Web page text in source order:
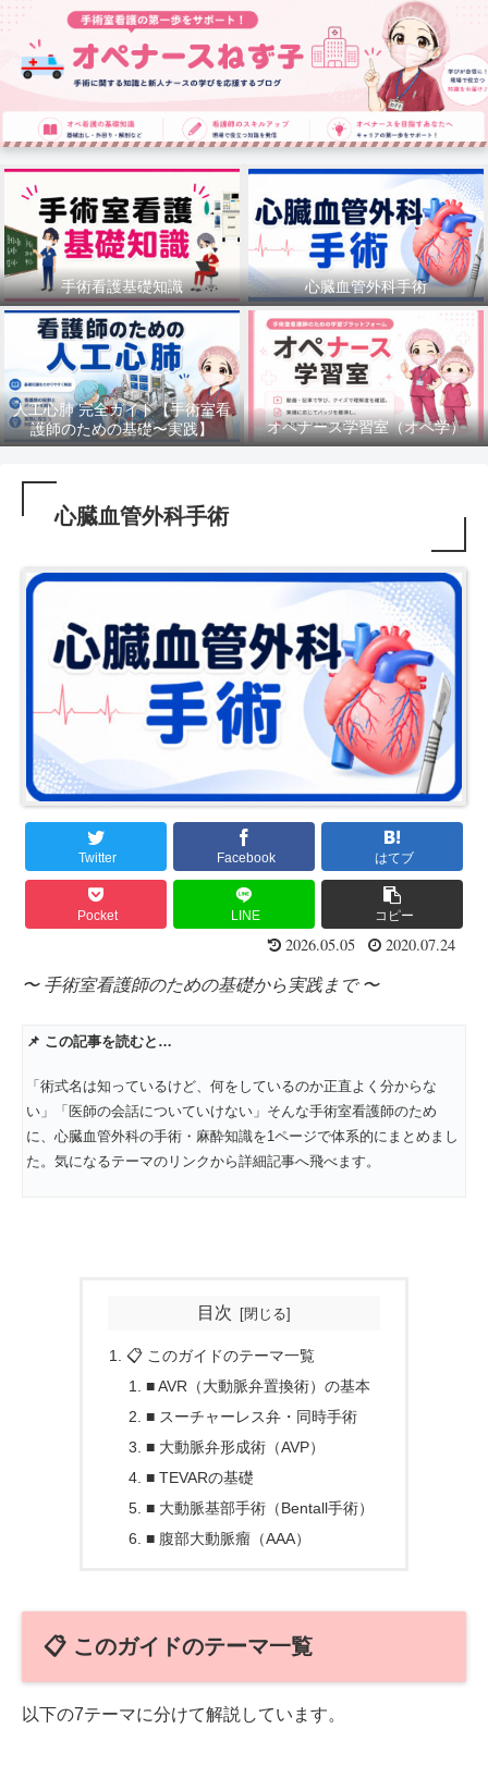
手術看護基礎知識 心臓血管外科手術
人工心肺 完全ガイド【手術室看
護師のための基礎〜実践】
オペナース学習室（オペ学）
心臓血管外科手術
Twitter Facebook はてブ
Pocket LINE コピー
2026.05.05 2020.07.24
〜 手術室看護師のための基礎から実践まで 〜
📌 この記事を読むと…
「術式名は知っているけど、何をしているのか正直よく分からな
い」「医師の会話についていけない」そんな手術室看護師のため
に、心臓血管外科の手術・麻酔知識を1ページで体系的にまとめまし
た。気になるテーマのリンクから詳細記事へ飛べます。
目次
📋 このガイドのテーマ一覧
■ AVR（大動脈弁置換術）の基本
■ スーチャーレス弁・同時手術
■ 大動脈弁形成術（AVP）
■ TEVARの基礎
■ 大動脈基部手術（Bentall手術）
■ 腹部大動脈瘤（AAA）
📋 このガイドのテーマ一覧
以下の7テーマに分けて解説しています。